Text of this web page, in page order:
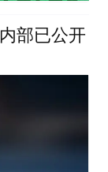
部已公开